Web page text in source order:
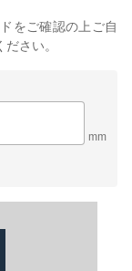
をご確認の上ご自
さい。
mm